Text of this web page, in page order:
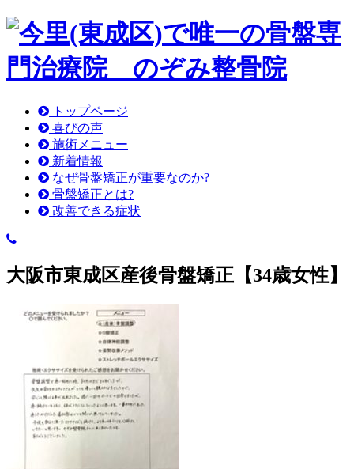
トップページ
喜びの声
施術メニュー
新着情報
なぜ骨盤矯正が重要なのか?
骨盤矯正とは?
改善できる症状
大阪市東成区産後骨盤矯正【34歳女性】